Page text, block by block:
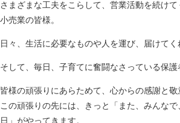
さまざまな工夫をこらして、営業活動を続け
小売業の皆様。
日々、生活に必要なものや人を運び、届けてく
そして、毎日、子育てに奮闘なさっている保護
皆様の頑張りにあらためて、心からの感謝と敬
この頑張りの先には、きっと「また、みんな
日」がやってきます。